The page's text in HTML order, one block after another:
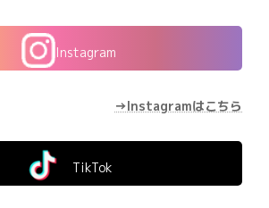
Instagram
→Instagramはこちら
TikTok